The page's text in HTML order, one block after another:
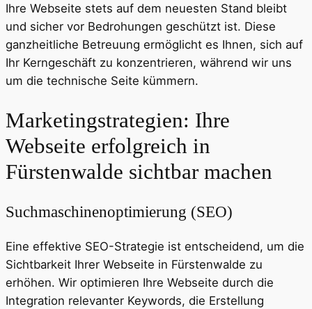
Ihre Webseite stets auf dem neuesten Stand bleibt
und sicher vor Bedrohungen geschützt ist. Diese
ganzheitliche Betreuung ermöglicht es Ihnen, sich auf
Ihr Kerngeschäft zu konzentrieren, während wir uns
um die technische Seite kümmern.
Marketingstrategien: Ihre
Webseite erfolgreich in
Fürstenwalde sichtbar machen
Suchmaschinenoptimierung (SEO)
Eine effektive SEO-Strategie ist entscheidend, um die
Sichtbarkeit Ihrer Webseite in Fürstenwalde zu
erhöhen. Wir optimieren Ihre Webseite durch die
Integration relevanter Keywords, die Erstellung